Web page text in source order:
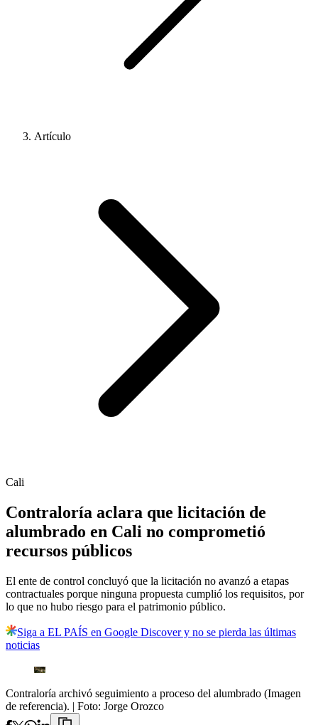
Artículo
Cali
Contraloría aclara que licitación de
alumbrado en Cali no comprometió
recursos públicos
El ente de control concluyó que la licitación no avanzó a etapas
contractuales porque ninguna propuesta cumplió los requisitos, por
lo que no hubo riesgo para el patrimonio público.
Siga a EL PAÍS en Google Discover y no se pierda las últimas
noticias
Contraloría archivó seguimiento a proceso del alumbrado (Imagen
de referencia). | Foto: Jorge Orozco